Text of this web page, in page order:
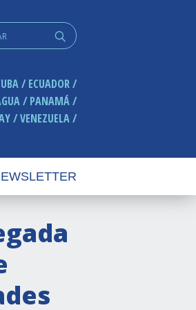
q
ECUADOR
PANAMÁ
VENEZUELA